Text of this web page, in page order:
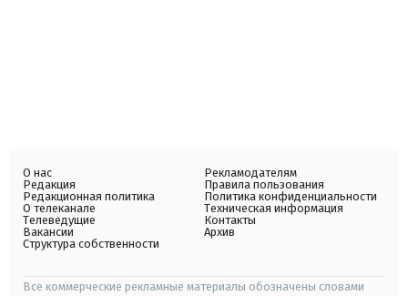
О нас
Редакция
Редакционная политика
О телеканале
Телеведущие
Вакансии
Структура собственности
Рекламодателям
Правила пользования
Политика конфиденциальности
Техническая информация
Контакты
Архив
Все коммерческие рекламные материалы обозначены словами